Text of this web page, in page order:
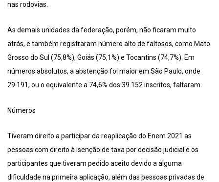
nas rodovias.
As demais unidades da federação, porém, não ficaram muito
atrás, e também registraram número alto de faltosos, como Mato
Grosso do Sul (75,8%), Goiás (75,1%) e Tocantins (74,7%). Em
números absolutos, a abstenção foi maior em São Paulo, onde
29.191, ou o equivalente a 74,6% dos 39.152 inscritos, faltaram.
Números
Tiveram direito a participar da reaplicação do Enem 2021 as
pessoas com direito à isenção de taxa por decisão judicial e os
participantes que tiveram pedido aceito devido a alguma
dificuldade na primeira aplicação, além das pessoas privadas de